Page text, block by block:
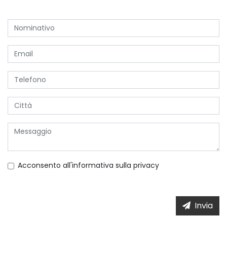
Acconsento all'informativa sulla privacy
Invia